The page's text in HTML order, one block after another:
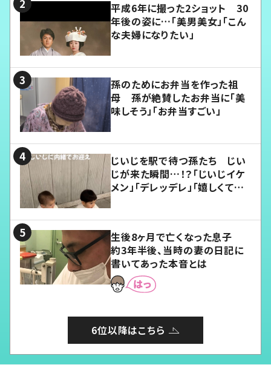
平成6年に撮った2ショット 30
年後の姿に…「美男美女」「こん
な夫婦になりたい」
孫のためにお弁当を作った祖
母 孫が絶賛したお弁当に「美
味しそう」「お弁当すごい」
じいじを駅で待つ孫たち じい
じが来た瞬間…！？「じいじイケ
メン」「デレッデレ」「嬉しくて可
生後8ヶ月で亡くなった息子
約3年半後、当時の妻の日記に
書いてあった本音とは
6位以降はこちら